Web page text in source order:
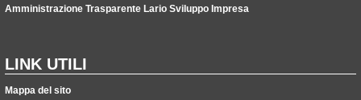
Amministrazione Trasparente Lario Sviluppo Impresa
LINK UTILI
Mappa del sito